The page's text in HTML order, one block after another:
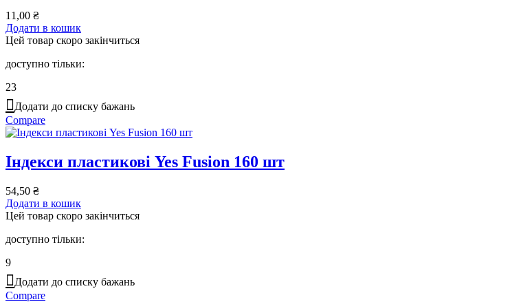
11,00 ₴
Додати в кошик
Цей товар скоро закінчиться
доступно тільки:
23
Додати до списку бажань
Compare
Індекси пластикові Yes Fusion 160 шт
54,50 ₴
Додати в кошик
Цей товар скоро закінчиться
доступно тільки:
9
Додати до списку бажань
Compare